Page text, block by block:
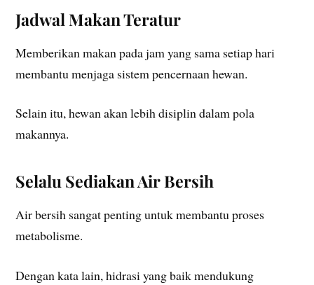
Jadwal Makan Teratur
Memberikan makan pada jam yang sama setiap hari
membantu menjaga sistem pencernaan hewan.
Selain itu, hewan akan lebih disiplin dalam pola
makannya.
Selalu Sediakan Air Bersih
Air bersih sangat penting untuk membantu proses
metabolisme.
Dengan kata lain, hidrasi yang baik mendukung